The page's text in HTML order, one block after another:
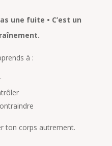
une fuite • C’est un
à :
ton corps autrement.